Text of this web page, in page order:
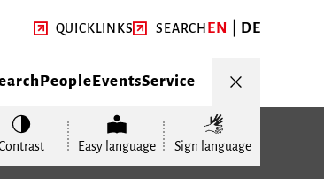
QUICKLINKS SEARCH EN DE
PeopleEventsService
Easy language Sign language